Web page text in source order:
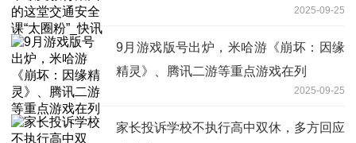
2025-09-25
9月游戏版号出炉，米哈游《崩坏：因缘
精灵》、腾讯二游等重点游戏在列
2025-09-25
家长投诉学校不执行高中双休，多方回应